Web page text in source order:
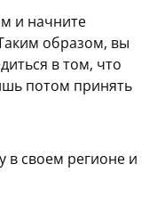
и начните
образом, вы
в том, что
потом принять
в своем регионе и